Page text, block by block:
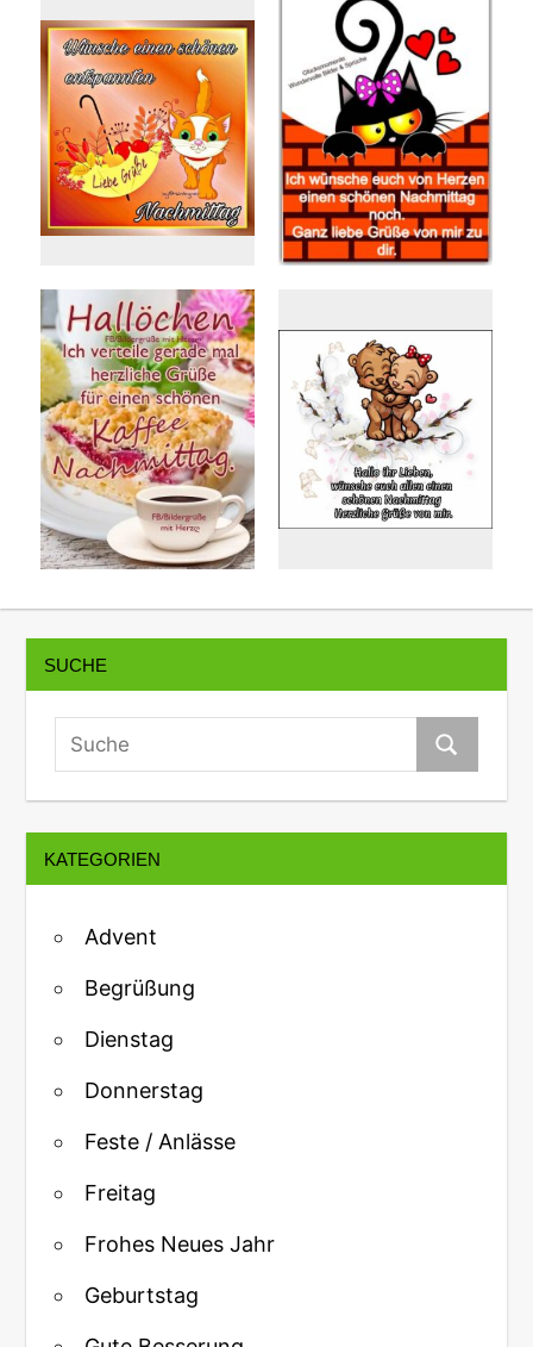
SUCHE
KATEGORIEN
Advent
Begrüßung
Dienstag
Donnerstag
Feste / Anlässe
Freitag
Frohes Neues Jahr
Geburtstag